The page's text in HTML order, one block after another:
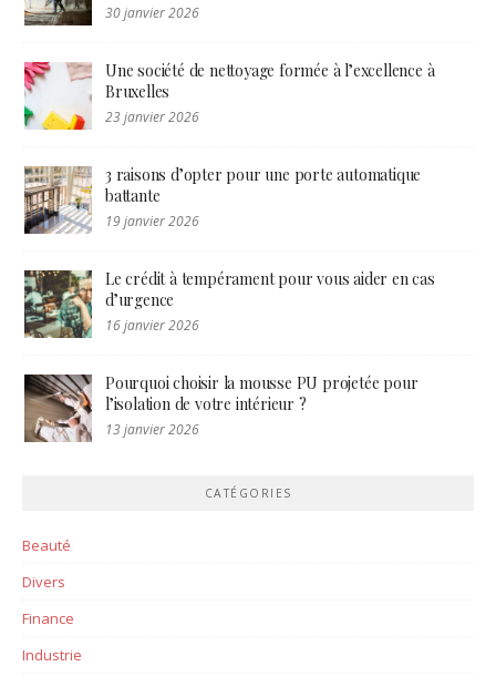
30 janvier 2026
Une société de nettoyage formée à l’excellence à
Bruxelles
23 janvier 2026
3 raisons d’opter pour une porte automatique
battante
19 janvier 2026
Le crédit à tempérament pour vous aider en cas
d’urgence
16 janvier 2026
Pourquoi choisir la mousse PU projetée pour
l’isolation de votre intérieur ?
13 janvier 2026
CATÉGORIES
Beauté
Divers
Finance
Industrie